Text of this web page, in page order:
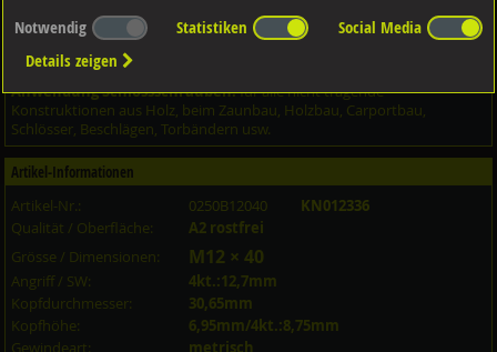
Anwendung Schlossschrauben:für alle nicht tragende
Konstruktionen aus Holz, beim Zaunbau, Holzbau, Carportbau,
Schlösser, Beschlägen, Torbändern usw.
Artikel-Informationen
Artikel-Nr.:
0250B12040
KN012336
Qualität / Oberfläche:
A2 rostfrei
Grösse / Dimensionen:
M12 × 40
Angriff / SW:
4kt.:12,7mm
Kopfdurchmesser:
30,65mm
Kopfhöhe:
6,95mm/4kt.:8,75mm
Gewindeart:
metrisch
Notwendig Statistiken
Social Media
Details zeigen